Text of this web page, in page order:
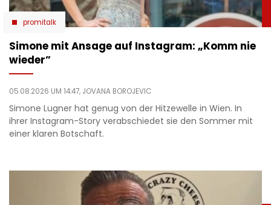
promitalk
Simone mit Ansage auf Instagram: „Komm nie
wieder”
05.08.2026 UM 14:47, JOVANA BOROJEVIC
Simone Lugner hat genug von der Hitzewelle in Wien. In
ihrer Instagram-Story verabschiedet sie den Sommer mit
einer klaren Botschaft.